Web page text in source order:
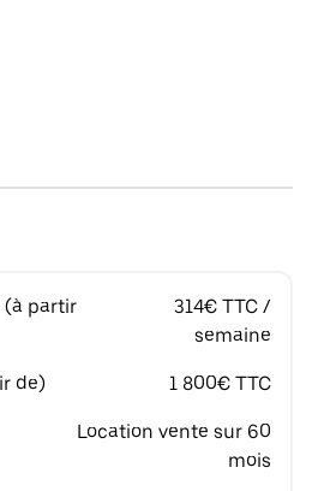
(à partir
314€ TTC /
semaine
de) 1 800€ TTC
Location vente sur 60
mois